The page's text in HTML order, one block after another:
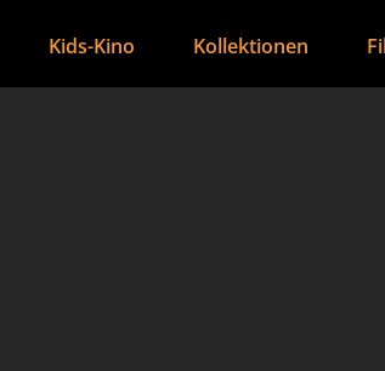
Kids-Kino Kollektionen